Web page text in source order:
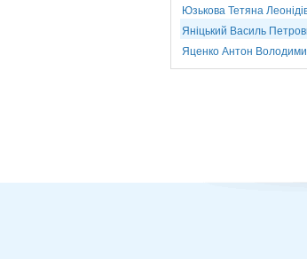
Юзькова Тетяна
Яніцький Василь
Яценко Антон